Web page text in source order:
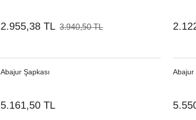
2.955,38 TL 3.940,50 TL
Abajur Şapkası
5.161,50 TL
Abajur